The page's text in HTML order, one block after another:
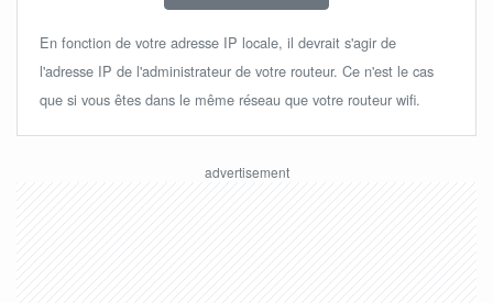
En fonction de votre adresse IP locale, il devrait s'agir de
l'adresse IP de l'administrateur de votre routeur. Ce n'est le cas
que si vous êtes dans le même réseau que votre routeur wifi.